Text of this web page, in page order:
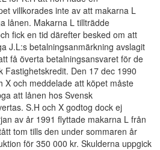
villkorades inte av att makarna L
lånen. Makarna L tillträdde
fick en tid därefter besked om att
J.L:s betalningsanmärkning avslagit
få överta betalningsansvaret för de
Fastighetskredit. Den 17 dec 1990
X och meddelade att köpet måste
att lånen hos Svensk
S.H och X godtog dock ej
av år 1991 flyttade makarna L från
tom tills den under sommaren år
för 350 000 kr. Skulderna uppgick